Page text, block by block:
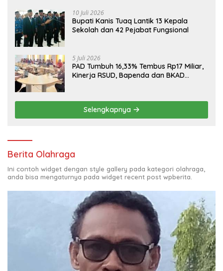
10 Juli 2026
Bupati Kanis Tuaq Lantik 13 Kepala
Sekolah dan 42 Pejabat Fungsional
5 Juli 2026
PAD Tumbuh 16,33% Tembus Rp17 Miliar,
Kinerja RSUD, Bapenda dan BKAD
Selengkapnya
Berita Olahraga
Ini contoh widget dengan style gallery pada kategori olahraga,
anda bisa mengaturnya pada widget recent post wpberita.